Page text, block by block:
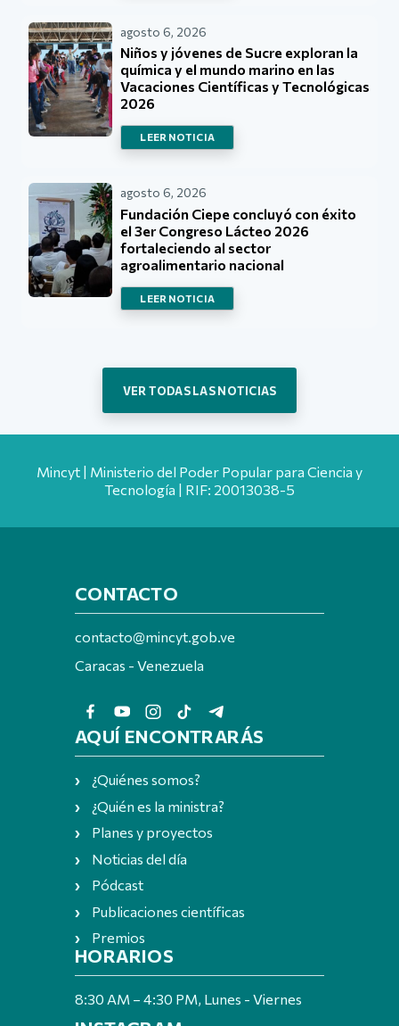
agosto 6, 2026
Niños y jóvenes de Sucre exploran la
química y el mundo marino en las
Vacaciones Científicas y Tecnológicas
2026
LEER NOTICIA
agosto 6, 2026
Fundación Ciepe concluyó con éxito
el 3er Congreso Lácteo 2026
fortaleciendo al sector
agroalimentario nacional
LEER NOTICIA
VER TODAS LAS NOTICIAS
Mincyt | Ministerio del Poder Popular para Ciencia y
Tecnología | RIF: 20013038-5
CONTACTO
contacto@mincyt.gob.ve
Caracas - Venezuela
AQUÍ ENCONTRARÁS
¿Quiénes somos?
¿Quién es la ministra?
Planes y proyectos
Noticias del día
Pódcast
Publicaciones científicas
Premios
HORARIOS
8:30 AM – 4:30 PM, Lunes - Viernes